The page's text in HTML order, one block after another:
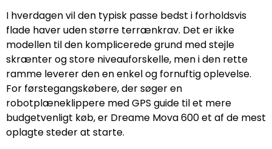
I hverdagen vil den typisk passe bedst i forholdsvis
flade haver uden større terrænkrav. Det er ikke
modellen til den komplicerede grund med stejle
skrænter og store niveauforskelle, men i den rette
ramme leverer den en enkel og fornuftig oplevelse.
For førstegangskøbere, der søger en
robotplæneklippere med GPS guide til et mere
budgetvenligt køb, er Dreame Mova 600 et af de mest
oplagte steder at starte.